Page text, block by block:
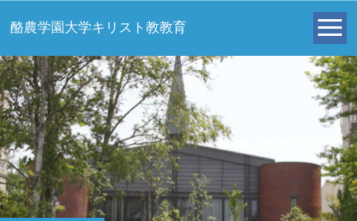
酪農学園大学キリスト教教育